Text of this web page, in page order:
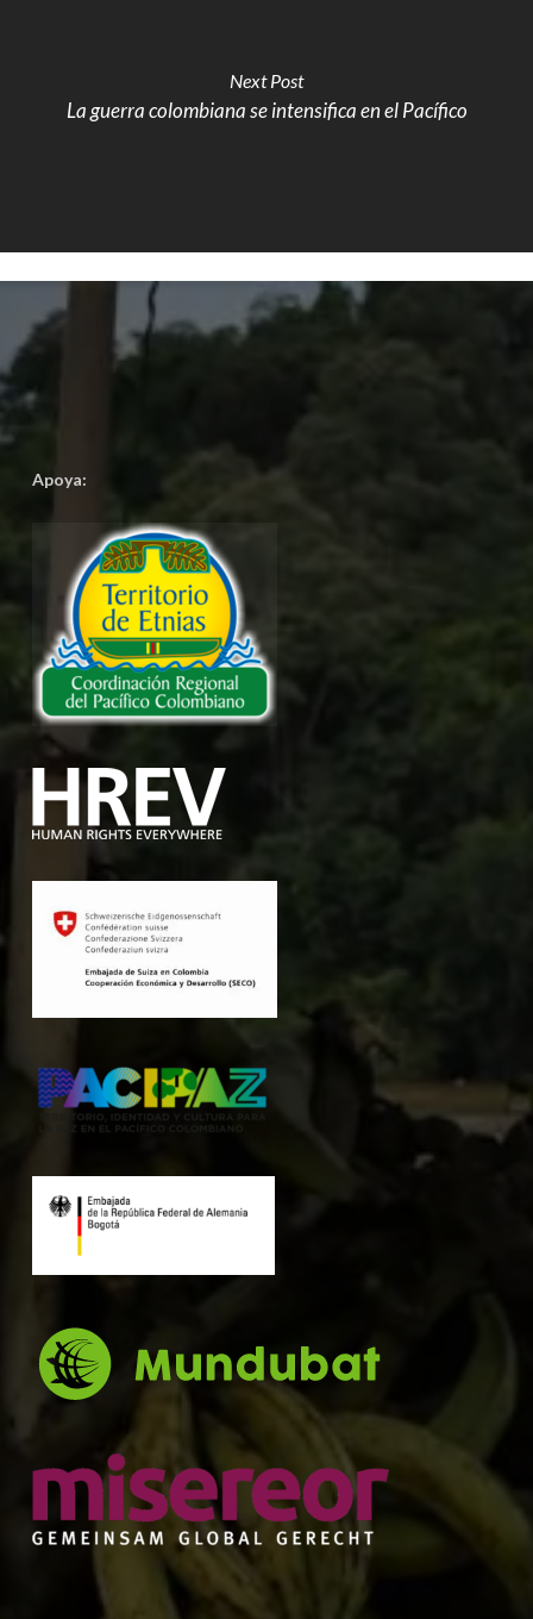
Next Post
La guerra colombiana se intensifica en el Pacífico
Apoya: